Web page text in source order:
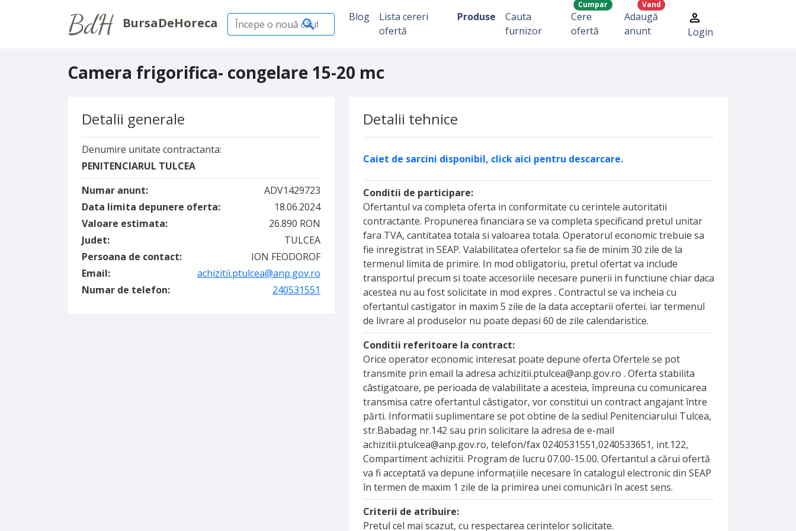
BursaDeHoreca Blog
Lista cereri
ofertă
Produse
Cauta
furnizor
Cere
ofertă
Cumpar
Adaugă
anunt
Vand
Login
Camera frigorifica- congelare 15-20 mc
Detalii generale
Denumire unitate contractanta:
PENITENCIARUL TULCEA
Numar anunt:
ADV1429723
Data limita depunere oferta:
18.06.2024
Valoare estimata:
26.890 RON
Judet:
TULCEA
Persoana de contact:
ION FEODOROF
Email:
achizitii.ptulcea@anp.gov.ro
Numar de telefon:
240531551
Detalii tehnice
Caiet de sarcini disponibil, click aici pentru descarcare.
Conditii de participare:
Ofertantul va completa oferta in conformitate cu cerintele autoritatii
contractante. Propunerea financiara se va completa specificand pretul unitar
fara TVA, cantitatea totala si valoarea totala. Operatorul economic trebuie sa
fie inregistrat in SEAP. Valabilitatea ofertelor sa fie de minim 30 zile de la
termenul limita de primire. In mod obligatoriu, pretul ofertat va include
transportul precum si toate accesoriile necesare punerii in functiune chiar daca
acestea nu au fost solicitate in mod expres . Contractul se va incheia cu
ofertantul castigator in maxim 5 zile de la data acceptarii ofertei. iar termenul
de livrare al produselor nu poate depasi 60 de zile calendaristice.
Conditii referitoare la contract:
Orice operator economic interesat poate depune oferta Ofertele se pot
transmite prin email la adresa achizitii.ptulcea@anp.gov.ro . Oferta stabilita
câstigatoare, pe perioada de valabilitate a acesteia, împreuna cu comunicarea
transmisa catre ofertantul câstigator, vor constitui un contract angajant între
părti. Informatii suplimentare se pot obtine de la sediul Penitenciarului Tulcea,
str.Babadag nr.142 sau prin solicitare la adresa de e-mail
achizitii.ptulcea@anp.gov.ro, telefon/fax 0240531551,0240533651, int.122,
Compartiment achizitii. Program de lucru 07.00-15.00. Ofertantul a cărui ofertă
va fi acceptată va depune informaţiile necesare în catalogul electronic din SEAP
în termen de maxim 1 zile de la primirea unei comunicări în acest sens.
Criterii de atribuire:
Pretul cel mai scazut, cu respectarea cerintelor solicitate.